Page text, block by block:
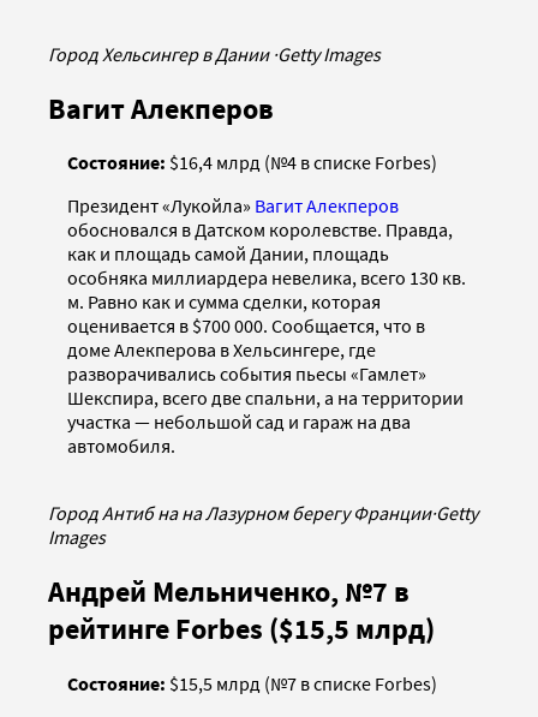
Город Хельсингер в Дании ·Getty Images
Вагит Алекперов
Состояние: $16,4 млрд (№4 в списке Forbes)
Президент «Лукойла» Вагит Алекперов
обосновался в Датском королевстве. Правда,
как и площадь самой Дании, площадь
особняка миллиардера невелика, всего 130 кв.
м. Равно как и сумма сделки, которая
оценивается в $700 000. Сообщается, что в
доме Алекперова в Хельсингере, где
разворачивались события пьесы «Гамлет»
Шекспира, всего две спальни, а на территории
участка — небольшой сад и гараж на два
автомобиля.
Город Антиб на на Лазурном берегу Франции·Getty
Images
Андрей Мельниченко, №7 в
рейтинге Forbes ($15,5 млрд)
Состояние: $15,5 млрд (№7 в списке Forbes)